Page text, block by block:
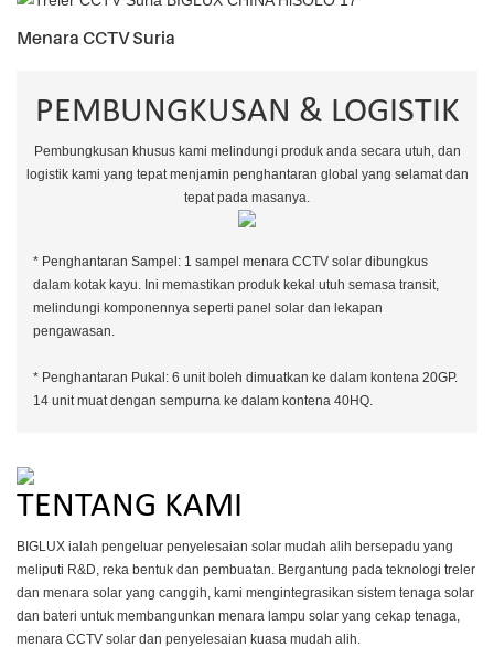
Menara CCTV Suria
PEMBUNGKUSAN & LOGISTIK
Pembungkusan khusus kami melindungi produk anda secara utuh, dan
logistik kami yang tepat menjamin penghantaran global yang selamat dan
tepat pada masanya.
* Penghantaran Sampel: 1 sampel menara CCTV solar dibungkus
dalam kotak kayu. Ini memastikan produk kekal utuh semasa transit,
melindungi komponennya seperti panel solar dan lekapan
pengawasan.
* Penghantaran Pukal: 6 unit boleh dimuatkan ke dalam kontena 20GP.
14 unit muat dengan sempurna ke dalam kontena 40HQ.
TENTANG KAMI
BIGLUX ialah pengeluar penyelesaian solar mudah alih bersepadu yang
meliputi R&D, reka bentuk dan pembuatan. Bergantung pada teknologi treler
dan menara solar yang canggih, kami mengintegrasikan sistem tenaga solar
dan bateri untuk membangunkan menara lampu solar yang cekap tenaga,
menara CCTV solar dan penyelesaian kuasa mudah alih.